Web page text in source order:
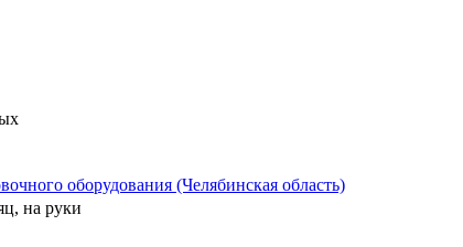
оборудования (Челябинская область)
на руки